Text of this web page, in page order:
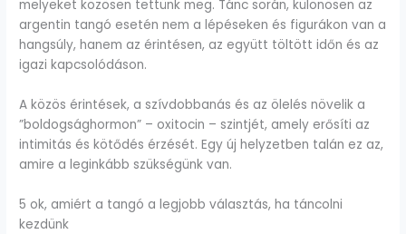
melyeket közösen tettünk meg. Tánc során, különösen az
argentin tangó esetén nem a lépéseken és figurákon van a
hangsúly, hanem az érintésen, az együtt töltött időn és az
igazi kapcsolódáson.
A közös érintések, a szívdobbanás és az ölelés növelik a
”boldogsághormon” – oxitocin – szintjét, amely erősíti az
intimitás és kötődés érzését. Egy új helyzetben talán ez az,
amire a leginkább szükségünk van.
5 ok, amiért a tangó a legjobb választás, ha táncolni
kezdünk